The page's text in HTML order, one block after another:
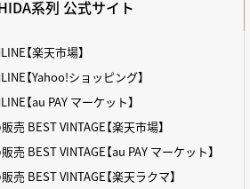
系列 公式サイト
【楽天市場】
【Yahoo!ショッピング】
【au PAY マーケット】
売 BEST VINTAGE【楽天市場】
売 BEST VINTAGE【au PAY マーケット】
売 BEST VINTAGE【楽天ラクマ】